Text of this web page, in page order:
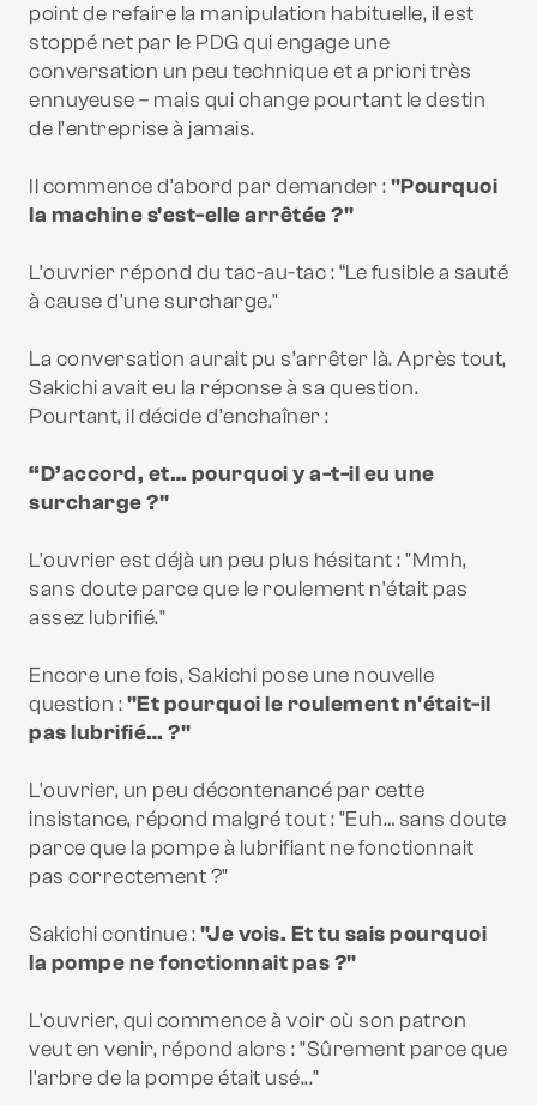
point de refaire la manipulation habituelle, il est
stoppé net par le PDG qui engage une
conversation un peu technique et a priori très
ennuyeuse – mais qui change pourtant le destin
de l’entreprise à jamais.
Il commence d’abord par demander :"Pourquoi
la machine s'est-elle arrêtée ?"
L’ouvrier répond du tac-au-tac : “Le fusible a sauté
à cause d'une surcharge."
La conversation aurait pu s’arrêter là. Après tout,
Sakichi avait eu la réponse à sa question.
Pourtant, il décide d’enchaîner :
“D’accord, et… pourquoi y a-t-il eu une
surcharge ?"
L'ouvrier est déjà un peu plus hésitant : "Mmh,
sans doute parce que le roulement n'était pas
assez lubrifié."
Encore une fois, Sakichi pose une nouvelle
question :"Et pourquoi le roulement n'était-il
pas lubrifié… ?"
L'ouvrier, un peu décontenancé par cette
insistance, répond malgré tout : "Euh… sans doute
parce que la pompe à lubrifiant ne fonctionnait
pas correctement ?"
Sakichi continue :"Je vois. Et tu sais pourquoi
la pompe ne fonctionnait pas ?"
L'ouvrier, qui commence à voir où son patron
veut en venir, répond alors : "Sûrement parce que
l'arbre de la pompe était usé..."